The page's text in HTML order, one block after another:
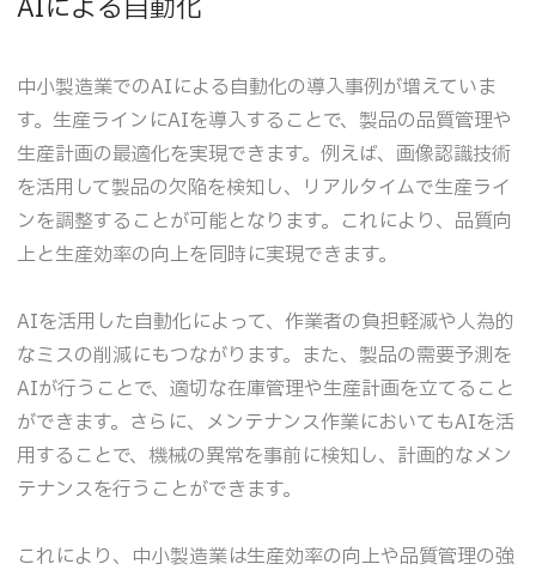
AIによる自動化
中小製造業でのAIによる自動化の導入事例が増えていま
す。生産ラインにAIを導入することで、製品の品質管理や
生産計画の最適化を実現できます。例えば、画像認識技術
を活用して製品の欠陥を検知し、リアルタイムで生産ライ
ンを調整することが可能となります。これにより、品質向
上と生産効率の向上を同時に実現できます。
AIを活用した自動化によって、作業者の負担軽減や人為的
なミスの削減にもつながります。また、製品の需要予測を
AIが行うことで、適切な在庫管理や生産計画を立てること
ができます。さらに、メンテナンス作業においてもAIを活
用することで、機械の異常を事前に検知し、計画的なメン
テナンスを行うことができます。
これにより、中小製造業は生産効率の向上や品質管理の強